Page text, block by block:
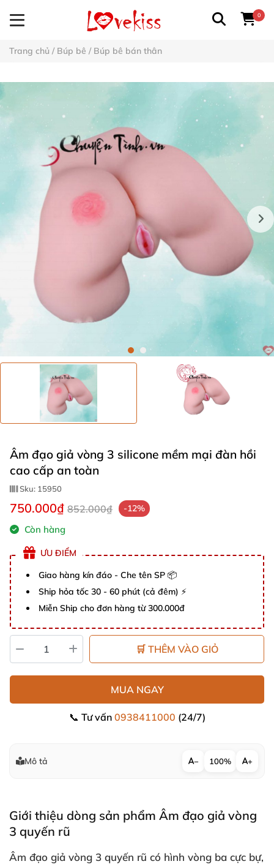
0
Trang chủ / Búp bê / Búp bê bán thân
Âm đạo giả vòng 3 silicone mềm mại đàn hồi
cao cấp an toàn
Sku: 15950
750.000₫ 852.000₫ -12%
Còn hàng
ƯU ĐIỂM
Giao hàng kín đáo - Che tên SP 📦
Ship hỏa tốc 30 - 60 phút (cả đêm) ⚡
Miễn Ship cho đơn hàng từ 300.000đ
🛒 THÊM VÀO GIỎ
MUA NGAY
📞 Tư vấn 0938411000 (24/7)
Mô tả − 100% +
Giới thiệu dòng sản phẩm Âm đạo giả vòng
3 quyến rũ
Âm đạo giả vòng 3 quyến rũ có hình vòng ba cực bự,